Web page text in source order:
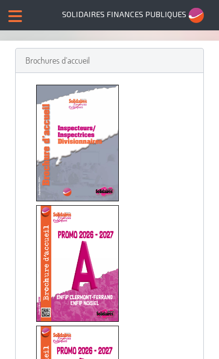
SOLIDAIRES FINANCES PUBLIQUES
Brochures d'accueil